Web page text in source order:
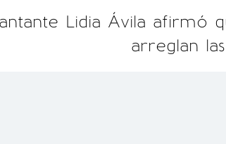
Lidia Ávila afirmó
arreglan